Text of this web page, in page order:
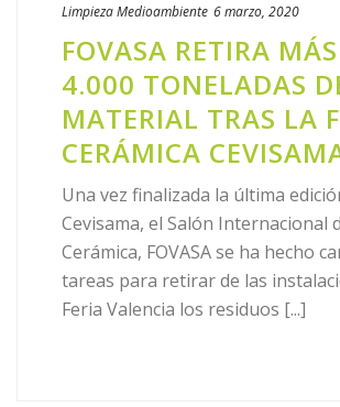
LimpiezaMedioambiente 6 marzo, 2020
FOVASA RETIRA
4.000 TONELADAS
MATERIAL TRAS LA
CERÁMICA
Una vez finalizada la última
Cevisama, el Salón Internacional
Cerámica, FOVASA se ha hecho
tareas para retirar de las
Feria Valencia los residuos [...]